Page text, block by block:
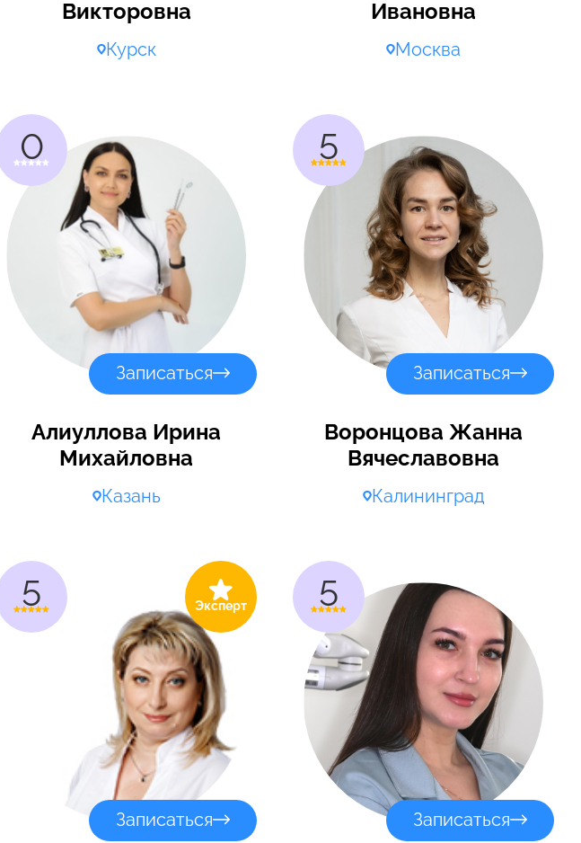
Викторовна
Курск
Ивановна
Москва
0
Записаться
Алиуллова Ирина
Михайловна
Казань
5
Записаться
Воронцова Жанна
Вячеславовна
Калининград
5 Эксперт
Записаться
5
Записаться